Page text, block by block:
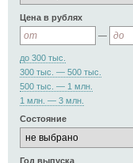
Цена в рублях
—
до 300 тыс.
300 тыс. — 500 тыс.
500 тыс. — 1 млн.
1 млн. — 3 млн.
Состояние
Год выпуска